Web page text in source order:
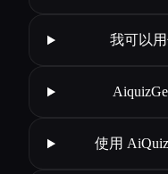
我可以
使用